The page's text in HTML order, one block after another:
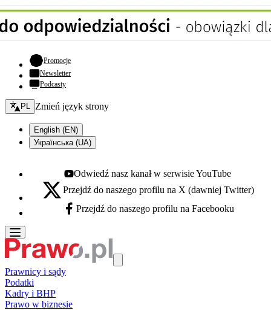
Promocje- otwiera się w nowej karcie
Newsletter
Podcasty
Zmień język - bieżący:
PL Zmień język strony
English (EN)
Українська (UA)
Youtube - otwiera się w nowej karcie
Odwiedź nasz kanał w serwisie YouTube
X - otwiera się w nowej karcie
Przejdź do naszego profilu na X (dawniej Twitter)
Facebook - otwiera się w nowej karcie
Przejdź do naszego profilu na Facebooku
Prawnicy i sądy
Podatki
Kadry i BHP
Prawo w biznesie